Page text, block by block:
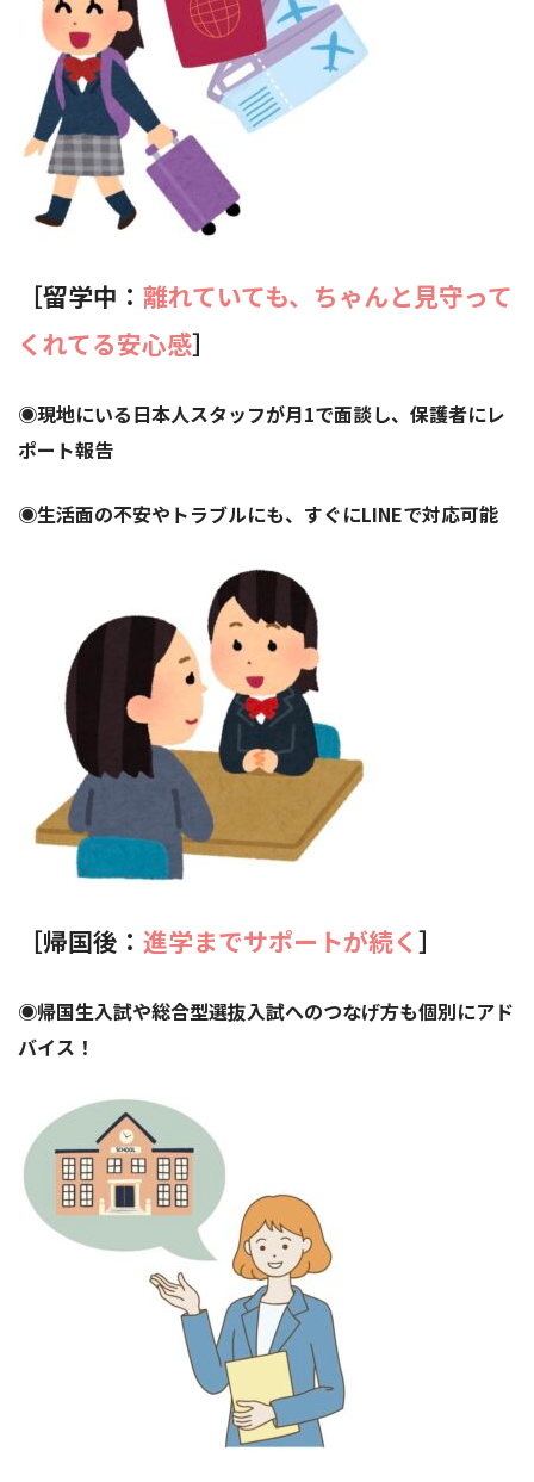
［留学中： 離れていても、ちゃんと見守って
くれてる安心感］
◉現地にいる日本人スタッフが月1で面談し、保護者にレ
ポート報告
◉生活面の不安やトラブルにも、すぐにLINEで対応可能
［帰国後： 進学までサポートが続く］
◉帰国生入試や総合型選抜入試へのつなげ方も個別にアド
バイス！